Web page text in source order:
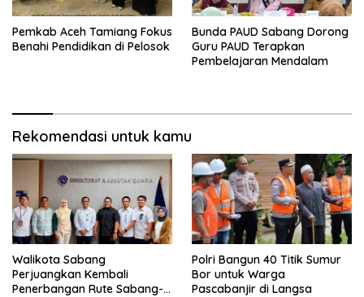
Pemkab Aceh Tamiang Fokus
Benahi Pendidikan di Pelosok
Bunda PAUD Sabang Dorong
Guru PAUD Terapkan
Pembelajaran Mendalam
Rekomendasi untuk kamu
Walikota Sabang
Perjuangkan Kembali
Penerbangan Rute Sabang-
Polri Bangun 40 Titik Sumur
Bor untuk Warga
Pascabanjir di Langsa